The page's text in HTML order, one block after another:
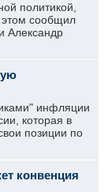
политикой,
этом сообщил
Александр
инфляции
которая в
позиции по
конвенция